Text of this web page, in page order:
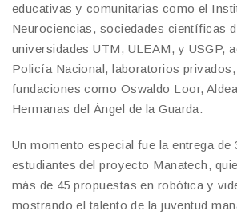
educativas y comunitarias como el
Neurociencias, sociedades científicas
universidades UTM, ULEAM, y USGP,
Policía Nacional, laboratorios
fundaciones como Oswaldo Loor,
Hermanas del Ángel de la Guarda.
Un momento especial fue la entrega de
estudiantes del proyecto Manatech,
más de 45 propuestas en robótica y
mostrando el talento de la juventud